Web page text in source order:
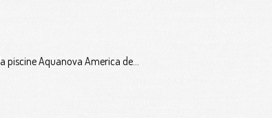
Aquanova America de...